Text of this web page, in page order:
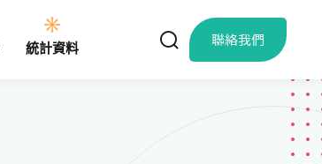
統計資料 聯絡我們